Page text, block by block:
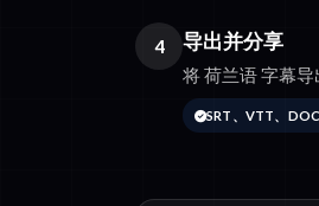
4 导出并分享
将 荷兰语 字幕
SRT、VTT、